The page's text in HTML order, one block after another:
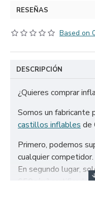
RESEÑAS
Based on
DESCRIPCIÓN
¿Quieres comprar
Somos un fabricante
castillos inflables de
Primero, podemos
cualquier competidor.
En segundo lugar,
650g/m² certificada